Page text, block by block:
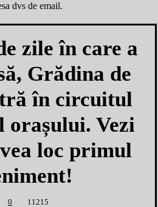
dvs de email.
zile în care a
Grădina de
în circuitul
orașului. Vezi
loc primul
0 1 1215